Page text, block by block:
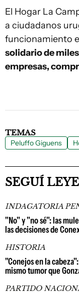
El Hogar La
a ciudadanos
funcionamiento
solidario de
empresas,
TEMAS
Peluffo Giguens
SEGUÍ
INDAGATORIA
"No" y "no sé": las
las decisiones de
HISTORIA
"Conejos en la
mismo tumor que
PARTIDO